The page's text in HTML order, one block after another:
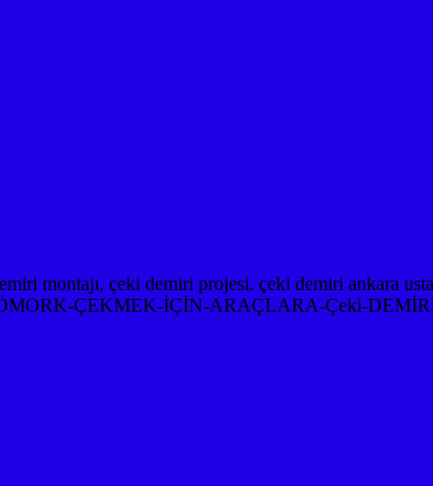
ÇEKMEK-İÇİN-ARAÇLARA-Çeki-